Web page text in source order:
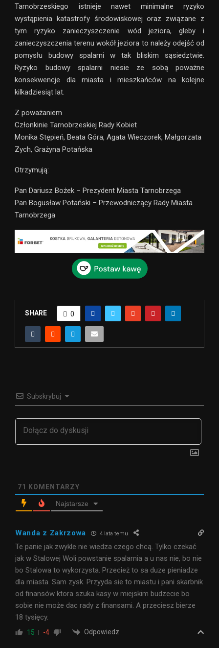
Tarnobrzeskiego istnieje nawet minimalne ryzyko
wystąpienia katastrofy środowiskowej oraz związane z
tym ryzyko zanieczyszczenie wód jeziora, gleby i
zanieczyszczenia terenu wokół jeziora to należy odejść od
pomysłu budowy spalarni w tak bliskim sąsiedztwie.
Ryzyko budowy spalarni niesie ze sobą poważne
konsekwencje dla miasta i mieszkańców na kolejne
kilkadziesiąt lat.
Z poważaniem
Członkinie Tarnobrzeskiej Rady Kobiet
Monika Stępień, Beata Góra, Agata Wieczorek, Małgorzata
Zych, Grażyna Potańska
Otrzymują:
Pan Dariusz Bożek – Prezydent Miasta Tarnobrzega
Pan Bogusław Potański – Przewodniczący Rady Miasta
Tarnobrzega
SHARE 0
Subskrybuj
71 KOMENTARZY
Najstarsze
Wanda z Zakrzowa 4 lata temu
Te panie jak zwykle nie wiedza czego chcą. Tylko czekać
jak w Stalowej Woli powstanie spalarnia a u nas nie, bo nie
bo Stalowa to wykorzysta. Przecież to sa duze pieniadze
dla miasta. Sam zysk. Przyyda sie to miastu i pani skarbnik
od finansów ktora szuka kasy w miejskim budzecie bo
sobie nie może dac rady z finansami. A przeciesz bierze
18 tysięcy.
15 -4 Odpowiedz